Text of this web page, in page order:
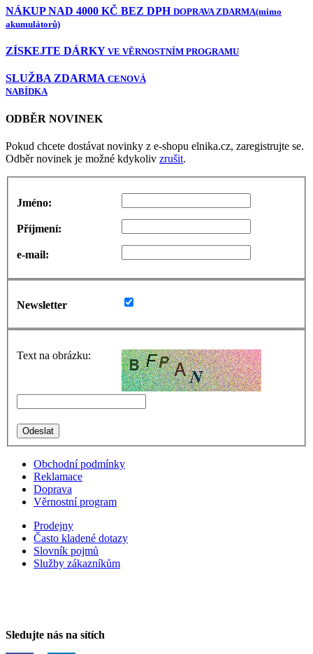
NÁKUP NAD 4000 KČ BEZ DPH DOPRAVA ZDARMA(mimo
akumulátorů)
ZÍSKEJTE DÁRKY VE VĚRNOSTNÍM PROGRAMU
SLUŽBA ZDARMA CENOVÁ
NABÍDKA
ODBĚR NOVINEK
Pokud chcete dostávat novinky z e-shopu elnika.cz, zaregistrujte se.
Odběr novinek je možné kdykoliv zrušit.
Jméno:
Příjmení:
e-mail:
Newsletter
Text na obrázku:
Obchodní podmínky
Reklamace
Doprava
Věrnostní program
Prodejny
Často kladené dotazy
Slovník pojmů
Služby zákazníkům
Sledujte nás na sítích